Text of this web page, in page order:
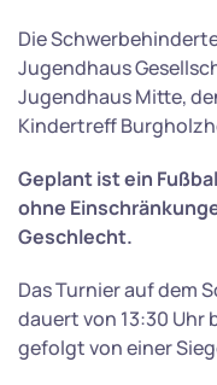
Die
Jugendhaus
Jugendhaus Mitte,
Kindertreff
Geplant ist ein
ohne
Geschlecht.
Das Turnier auf dem
dauert von 13:30 Uhr
gefolgt von einer